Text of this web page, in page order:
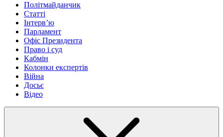
Політмайданчик
Статті
Інтервʼю
Парламент
Офіс Президента
Право і суд
Кабмін
Колонки експертів
Війна
Досьє
Відео